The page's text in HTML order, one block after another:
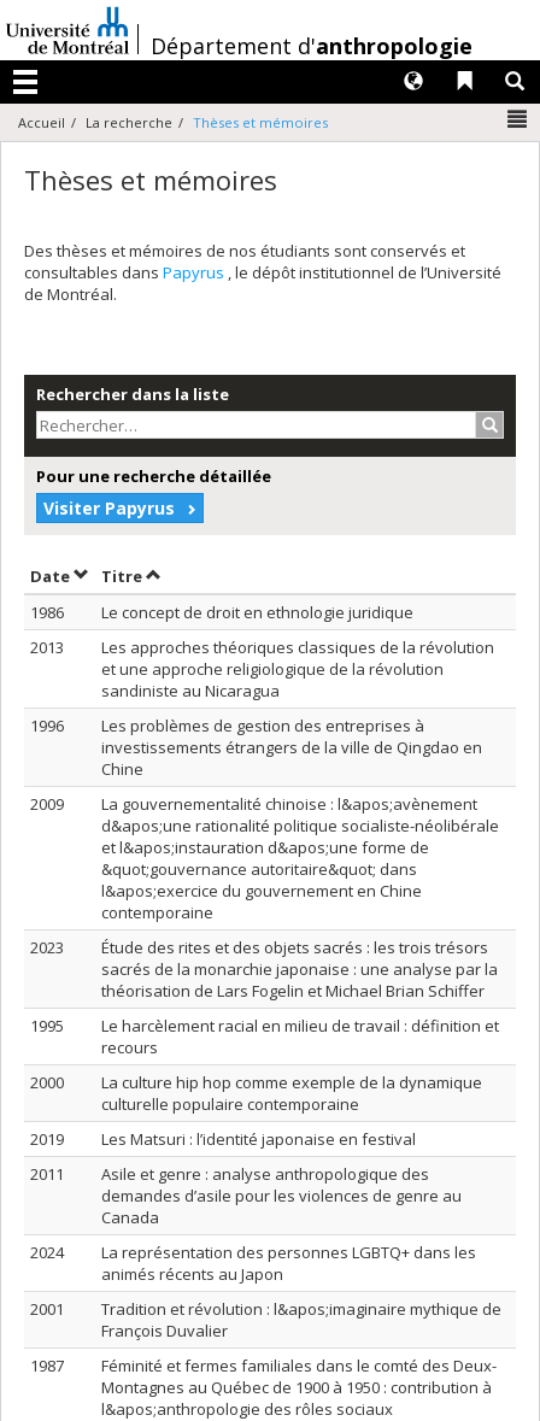
au
contenu
/Département d'anthropologie
Menu
Liens
Langues
Accueil La recherche Thèses et mémoires
Thèses et mémoires
Des thèses et mémoires de nos étudiants sont conservés et
consultables dans Papyrus , le dépôt institutionnel de l’Université
de Montréal.
Rechercher dans la liste
Pour une recherche détaillée
Visiter Papyrus
DateTrier par date en ordre croissant
TitreTrier par titre en ordre croissant
1986
Le concept de droit en ethnologie juridique
2013
Les approches théoriques classiques de la révolution
et une approche religiologique de la révolution
sandiniste au Nicaragua
1996
Les problèmes de gestion des entreprises à
investissements étrangers de la ville de Qingdao en
Chine
2009
La gouvernementalité chinoise : l&apos;avènement
d&apos;une rationalité politique socialiste-néolibérale
et l&apos;instauration d&apos;une forme de
&quot;gouvernance autoritaire&quot; dans
l&apos;exercice du gouvernement en Chine
contemporaine
2023
Étude des rites et des objets sacrés : les trois trésors
sacrés de la monarchie japonaise : une analyse par la
théorisation de Lars Fogelin et Michael Brian Schiffer
1995
Le harcèlement racial en milieu de travail : définition et
recours
2000
La culture hip hop comme exemple de la dynamique
culturelle populaire contemporaine
2019
Les Matsuri : l’identité japonaise en festival
2011
Asile et genre : analyse anthropologique des
demandes d’asile pour les violences de genre au
Canada
2024
La représentation des personnes LGBTQ+ dans les
animés récents au Japon
2001
Tradition et révolution : l&apos;imaginaire mythique de
François Duvalier
1987
Féminité et fermes familiales dans le comté des Deux-
Montagnes au Québec de 1900 à 1950 : contribution à
l&apos;anthropologie des rôles sociaux